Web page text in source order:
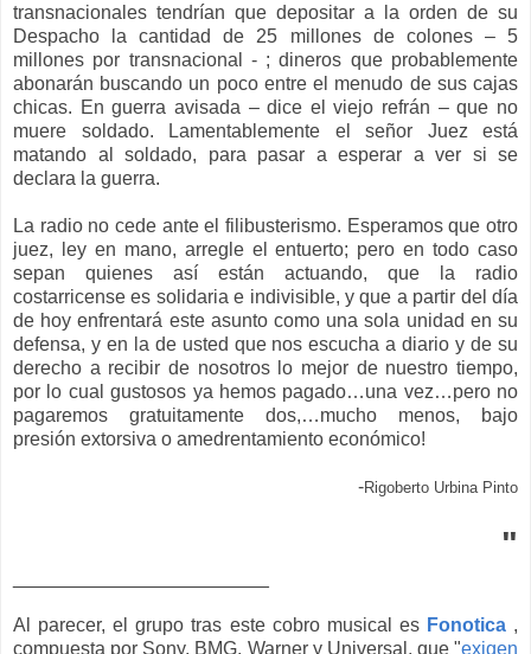
transnacionales tendrían que depositar a la orden de su
Despacho la cantidad de 25 millones de colones – 5
millones por transnacional - ; dineros que probablemente
abonarán buscando un poco entre el menudo de sus cajas
chicas. En guerra avisada – dice el viejo refrán – que no
muere soldado. Lamentablemente el señor Juez está
matando al soldado, para pasar a esperar a ver si se
declara la guerra.
La radio no cede ante el filibusterismo. Esperamos que otro
juez, ley en mano, arregle el entuerto; pero en todo caso
sepan quienes así están actuando, que la radio
costarricense es solidaria e indivisible, y que a partir del día
de hoy enfrentará este asunto como una sola unidad en su
defensa, y en la de usted que nos escucha a diario y de su
derecho a recibir de nosotros lo mejor de nuestro tiempo,
por lo cual gustosos ya hemos pagado…una vez…pero no
pagaremos gratuitamente dos,…mucho menos, bajo
presión extorsiva o amedrentamiento económico!
-Rigoberto Urbina Pinto
"
Al parecer, el grupo tras este cobro musical es Fonotica,
compuesta por Sony, BMG, Warner y Universal, que "exigen